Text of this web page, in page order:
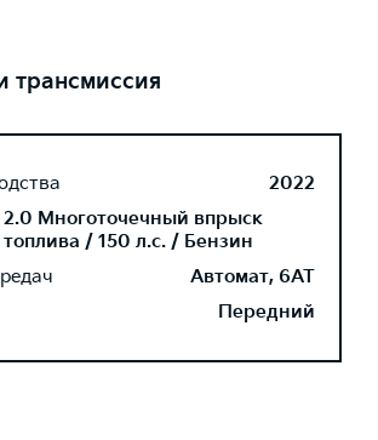
трансмиссия
2022
2.0 Многоточечный впрыск
топлива / 150 л.с. / Бензин
Автомат, 6AT
Передний